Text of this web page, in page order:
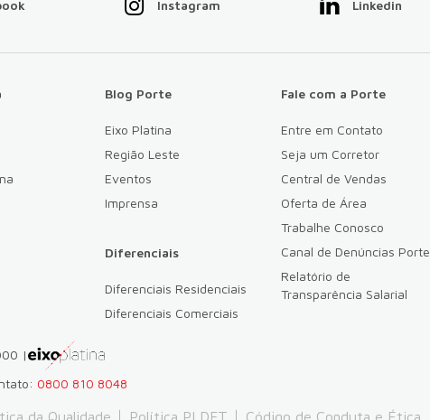
Instagram Linkedin
Blog Porte
Eixo Platina
Região Leste
Eventos
Imprensa
Diferenciais
Diferenciais Residenciais
Diferenciais Comerciais
Fale com a Porte
Entre em Contato
Seja um Corretor
Central de Vendas
Oferta de Área
Trabalhe Conosco
Canal de Denúncias Porte
Relatório de
Transparência Salarial
|
0800 810 8048
da Qualidade Política PLDFT Código de Conduta e Ética